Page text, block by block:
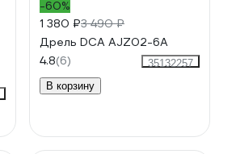
-60%
1 380 ₽3 490 ₽
Дрель DCA AJZ02-6A
4.8(6)
35132257
В корзину